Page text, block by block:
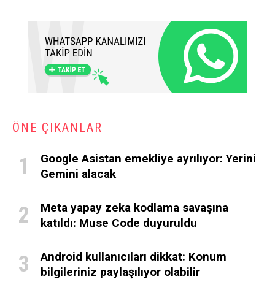
ÖNE ÇIKANLAR
Google Asistan emekliye ayrılıyor: Yerini
Gemini alacak
Meta yapay zeka kodlama savaşına
katıldı: Muse Code duyuruldu
Android kullanıcıları dikkat: Konum
bilgileriniz paylaşılıyor olabilir